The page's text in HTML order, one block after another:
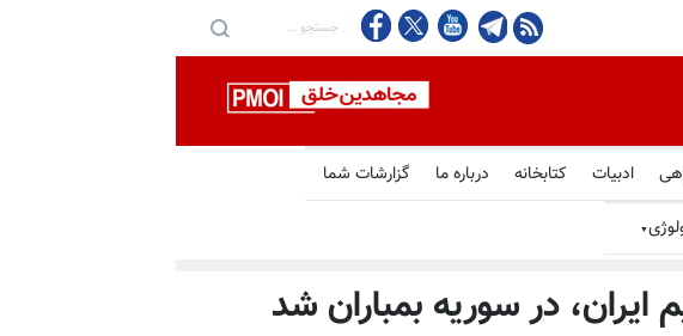
عبور از تنگه هرمز
ادبیات کتابخانه درباره ما گزارشات شما
▼
در سوریه بمباران شد